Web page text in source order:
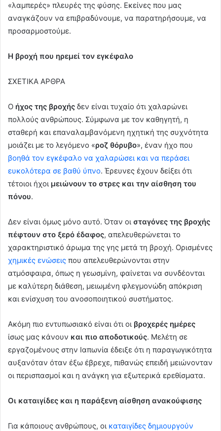
«λαμπερές» πλευρές της φύσης. Εκείνες που μας
αναγκάζουν να επιβραδύνουμε, να παρατηρήσουμε, να
προσαρμοστούμε.
Η βροχή που ηρεμεί τον εγκέφαλο
ΣΧΕΤΙΚΑ ΑΡΘΡΑ
Ο ήχος της βροχής δεν είναι τυχαίο ότι χαλαρώνει
πολλούς ανθρώπους. Σύμφωνα με τον καθηγητή, η
σταθερή και επαναλαμβανόμενη ηχητική της συχνότητα
μοιάζει με το λεγόμενο «ροζ θόρυβο», έναν ήχο που
βοηθά τον εγκέφαλο να χαλαρώσει και να περάσει
ευκολότερα σε βαθύ ύπνο. Έρευνες έχουν δείξει ότι
τέτοιοι ήχοι μειώνουν το στρες και την αίσθηση του
πόνου.
Δεν είναι όμως μόνο αυτό. Όταν οι σταγόνες της βροχής
πέφτουν στο ξερό έδαφος, απελευθερώνεται το
χαρακτηριστικό άρωμα της γης μετά τη βροχή. Ορισμένες
χημικές ενώσεις που απελευθερώνονται στην
ατμόσφαιρα, όπως η γεωσμίνη, φαίνεται να συνδέονται
με καλύτερη διάθεση, μειωμένη φλεγμονώδη απόκριση
και ενίσχυση του ανοσοποιητικού συστήματος.
Ακόμη πιο εντυπωσιακό είναι ότι οι βροχερές ημέρες
ίσως μας κάνουν και πιο αποδοτικούς. Μελέτη σε
εργαζομένους στην Ιαπωνία έδειξε ότι η παραγωγικότητα
αυξανόταν όταν έξω έβρεχε, πιθανώς επειδή μειώνονταν
οι περισπασμοί και η ανάγκη για εξωτερικά ερεθίσματα.
Οι καταιγίδες και η παράξενη αίσθηση ανακούφισης
Για κάποιους ανθρώπους, οι καταιγίδες δημιουργούν